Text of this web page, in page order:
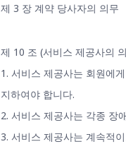
제 3 장 계약 당사자의 의무
제 10 조 (서비스 제공사의
1. 서비스 제공사는 회원에
지하여야 합니다.
2. 서비스 제공사는 각종 장
3. 서비스 제공사는 계속적